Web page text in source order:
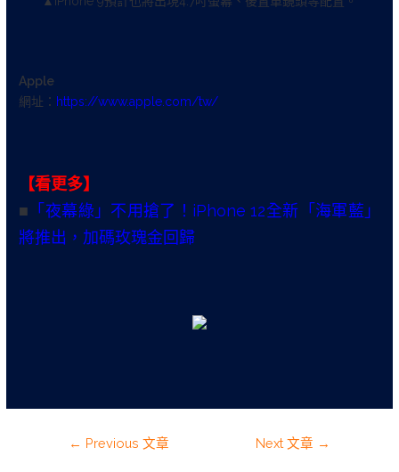
Apple
網址： https://www.apple.com/tw/
【看更多】
■ 「夜幕綠」不用搶了！iPhone 12全新「海軍藍」
將推出，加碼玫瑰金回歸
← Previous 文章 Next 文章 →